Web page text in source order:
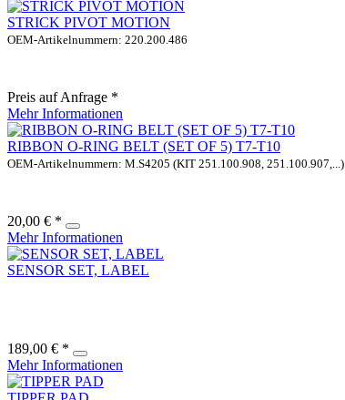
STRICK PIVOT MOTION
OEM-Artikelnummern: 220.200.486
Preis auf Anfrage *
Mehr Informationen
RIBBON O-RING BELT (SET OF 5) T7-T10
OEM-Artikelnummern: M.S4205 (KIT 251.100.908, 251.100.907,...)
20,00 € *
Mehr Informationen
SENSOR SET, LABEL
189,00 € *
Mehr Informationen